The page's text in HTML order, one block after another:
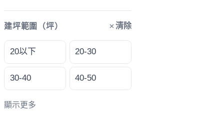
建坪範圍（坪） 清除
20以下 20-30
30-40 40-50
顯示更多